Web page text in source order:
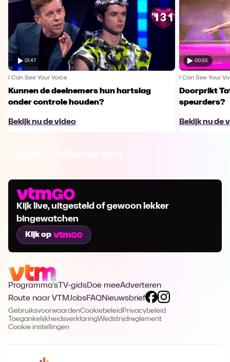
01:47
I Can See Your Voice
Kunnen de deelnemers hun hartslag
onder controle houden?
Bekijk nu de video
00:55
I Can See Your
Doorprikt
speurders?
Bekijk nu de
Kijk live, uitgesteld of gewoon lekker
bingewatchen
Kijk op
Programma's TV-gidsDoe meeAdverteren
Route naar VTMJobsFAQNieuwsbrief
GebruiksvoorwaardenCookiebeleid Privacybeleid
ToegankelijkheidsverklaringWedstrijdreglement
Cookie instellingen